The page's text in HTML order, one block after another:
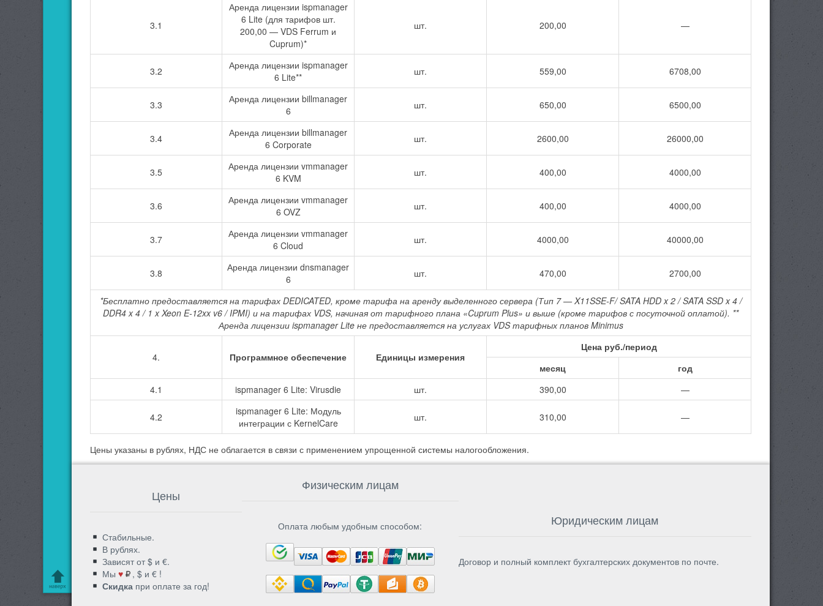
3.1
Аренда лицензии ispmanager
6 Lite (для тарифов шт.
200,00 — VDS Ferrum и
Cuprum)*
шт. 200,00 —
3.2
Аренда лицензии ispmanager
6 Lite**
шт. 559,00 6708,00
3.3
Аренда лицензии billmanager
6
шт. 650,00 6500,00
3.4
Аренда лицензии billmanager
6 Corporate
шт. 2600,00 26000,00
3.5
Аренда лицензии vmmanager
6 KVM
шт. 400,00 4000,00
3.6
Аренда лицензии vmmanager
6 OVZ
шт. 400,00 4000,00
3.7
Аренда лицензии vmmanager
6 Cloud
шт. 4000,00 40000,00
3.8
Аренда лицензии dnsmanager
6
шт. 470,00 2700,00
*Бесплатно предоставляется на тарифах DEDICATED, кроме тарифа на аренду выделенного сервера (Тип 7 — X11SSE-F/ SATA HDD x 2 / SATA SSD x 4 /
DDR4 x 4 / 1 x Xeon E-12xx v6 / IPMI) и на тарифах VDS, начиная от тарифного плана «Cuprum Plus» и выше (кроме тарифов с посуточной оплатой). **
Аренда лицензии ispmanager Lite не предоставляется на услугах VDS тарифных планов Minimus
4. Программное обеспечение Единицы измерения
Цена руб./период
месяц
год
4.1
ispmanager 6 Lite: Virusdie шт. 390,00 —
4.2
ispmanager 6 Lite: Модуль
интеграции с KernelCare
шт. 310,00 —
Цены указаны в рублях, НДС не облагается в связи с применением упрощенной системы налогообложения.
Цены
Стабильные.
В рублях.
Зависят от $ и €.
Мы ♥
, $ и € !
Скидкапри оплате за год!
Физическим лицам
Оплата любым удобным способом: Юридическим лицам
Договор и полный комплект бухгалтерских документов по почте.